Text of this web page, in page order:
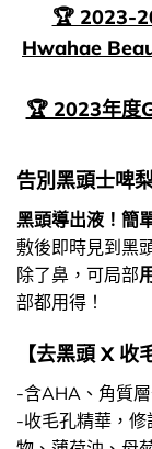
🏆 2023-
Hwahae
🏆 2023年度
告別黑頭士啤
黑頭導出液！簡
敷後即時見到黑
除了鼻，可局部
部都用得！
【去黑頭 X 收
-含AHA、角質
-收毛孔精華，